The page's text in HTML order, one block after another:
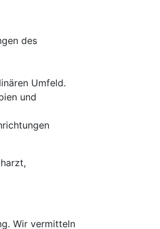
des
Umfeld.
und
Wir vermitteln